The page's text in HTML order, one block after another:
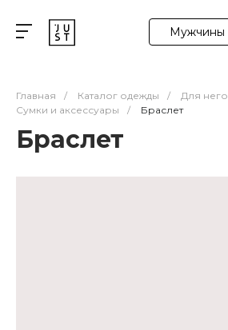
Мужчины
Главная / Каталог одежды / Для него
Сумки и аксессуары
/ Браслет
Браслет